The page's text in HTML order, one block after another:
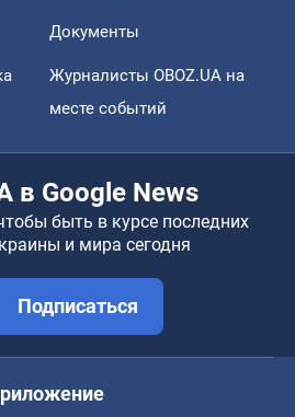
Документы
Журналисты OBOZ.UA на
месте событий
в Google News
быть в курсе последних
и мира сегодня
Подписаться